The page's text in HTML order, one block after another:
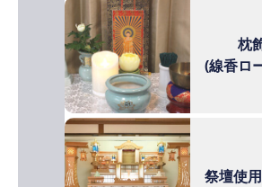
枕
(線香ロ
祭壇使